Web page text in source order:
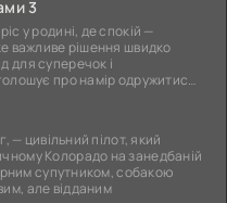
3
у родині, де спокій —
важливе рішення швидко
для суперечок і
про намір одружитися,
— цивільний пілот, який
Колорадо на занедбаній
супутником, собакою
але відданим